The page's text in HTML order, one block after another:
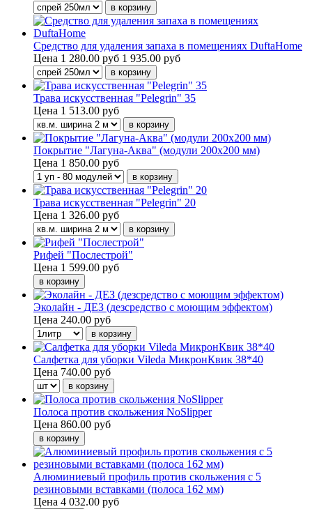
Средство для удаления запаха в помещениях DuftaHome
Цена 1 280.00 руб 1 935.00 руб
Трава искусственная "Pelegrin" 35
Цена 1 513.00 руб
Покрытие "Лагуна-Аква" (модули 200х200 мм)
Цена 1 850.00 руб
Трава искусственная "Pelegrin" 20
Цена 1 326.00 руб
Рифей "Послестрой"
Цена 1 599.00 руб
Эколайн - ДЕЗ (дезсредство с моющим эффектом)
Цена 240.00 руб
Салфетка для уборки Vileda МикронКвик 38*40
Цена 740.00 руб
Полоса против скольжения NoSlipper
Цена 860.00 руб
Алюминиевый профиль против скольжения с 5
резиновыми вставками (полоса 162 мм)
Цена 4 032.00 руб